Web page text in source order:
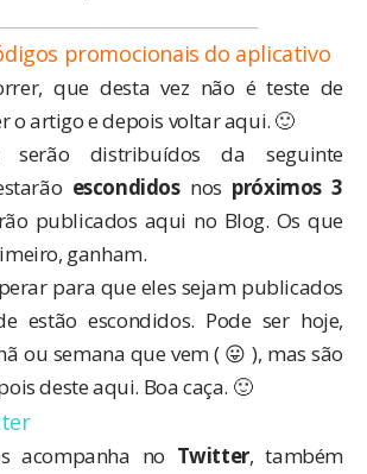
promocionais do aplicativo
que desta vez não é teste de
o artigo e depois voltar aqui. 🙂
serão distribuídos da seguinte
escondidosnos próximos 3
publicados aqui no Blog. Os que
ganham.
para que eles sejam publicados
estão escondidos. Pode ser hoje,
ou semana que vem ( 😛 ), mas são
deste aqui. Boa caça. 🙂
acompanha no Twitter, também